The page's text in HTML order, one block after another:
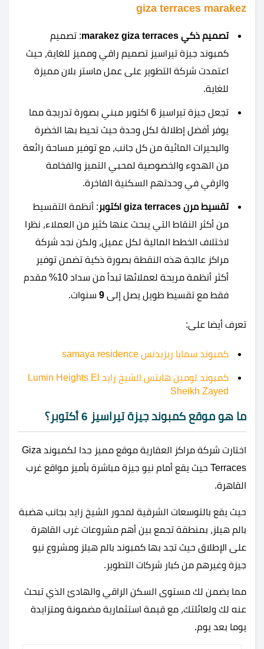
giza terraces marakez
تصميم ذكي marakez giza terraces
: تصميم
كمبوند جيزة تيراسيز تصميم راقي ومميز للغاية، حيث
اعتمدت شركة التطوير على عمل ماستر بلان مميزة
للغاية.
تجعل جيزة تيراسيز 6 اكتوبر مبني بصورة تدريجة مما
يوفر أفضل إطلالة لكل وحدة حيث تحيط بها الخضرة
والبحيرات المائية من كل جانب، مع توفير مساحة رائعة
من الهدوء والخصوصية لمحبي التميز والفخامة
والرقي في وحدتهم السكنية الفاخرة.
تقسيط مرن giza terraces اكتوبر
: أنظمة التقسيط
من أكثر النقاط التي يبحث عنها كثير من العملاء، نظرا
لاختلاف الخطط المالية لكل عميل، ولكن نجد شركة
مراكز عالجة هذه النقطة بصورة ذكية تضمن توفير
أكثر أنظمة مريحة لعملائها تبدأ من سداد 10% مقدم
فقط مع تقسيط طويل يصل إلى 9 سنوات.
تعرف أيضا على:
كمبوند سمايا ريزيدنس samaya residence
كمبوند لومين هايتس الشيخ زايد Lumin Heights El
Sheikh Zayed
ما هو موقع كمبوند جيزة تيراسيز 6 أكتوبر؟
اختارت شركة مراكز العقارية موقع مميز جدا لكمبوند Giza
Terraces حيث يقع أمام نيو جيزة مباشرة بأميز مواقع غرب
القاهرة.
حيث يقع بالتوسعات الشرقية لمحور الشيخ زايد بجانب هضبة
بالم هيلز، بمنطقة تجمع بين أهم مشروعات غرب القاهرة
على الإطلاق حيث تجد بها كمبوند بالم هيلز ومشروع نيو
جيزة وغيرهم من كبار شركات التطوير.
مما يضمن لك مستوى السكن الراقي والهادئ الذي تبحث
عنه لك ولعائلتك، مع قيمة استثمارية مضمونة ومتزايدة
يوما بعد يوم.